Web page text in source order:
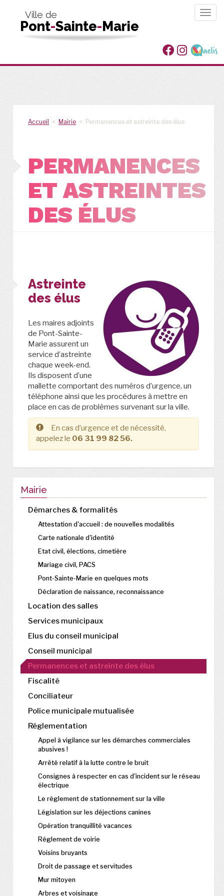
Ville de
Pont-Sainte-Marie
Accueil < Mairie < Permanences et astreinte des élus
PERMANENCES
ET ASTREINTES
DES ÉLUS
Astreinte
des élus
Les maires adjoints
de Pont-Sainte-
Marie assurent un
service d’astreinte
chaque week-end.
Ils disposent d’une
mallette comportant des numéros d’urgence, un
téléphone ainsi que les procédures à mettre en
place en cas de problèmes survenant sur la ville.
En cas d’urgence et de nécessité,
appelez le 06 31 99 82 56.
Mairie
Démarches & formalités
Attestation d'accueil : de nouvelles modalités
Carte nationale d'identité
Etat civil, élections, cimetière
Mariage civil, PACS
Pont-Sainte-Marie en quelques mots
Déclaration de naissance, reconnaissance
Location des salles
Services municipaux
Elus du conseil municipal
Conseil municipal
Permanences et astreinte des élus
Fiscalité
Conciliateur
Police municipale mutualisée
Réglementation
Appel à vigilance sur les démarches commerciales
abusives !
Arrêté relatif à la lutte contre le bruit
Consignes à respecter en cas d'incident sur le réseau
électrique
Le règlement de stationnement sur la ville
Législation sur les déjections canines
Opération tranquillité vacances
Réglement de voirie
Voisins bruyants
Droit de passage et servitudes
Mur mitoyen
Arbres et voisinage